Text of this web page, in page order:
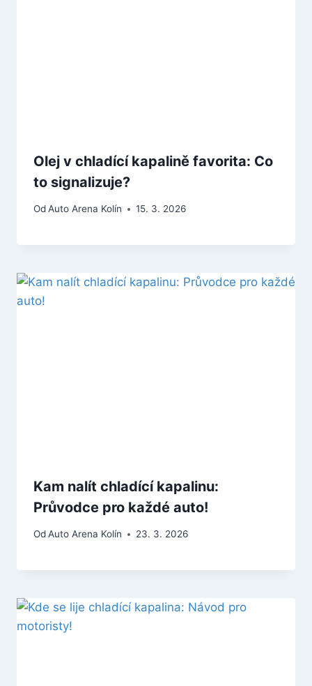
Olej v chladící kapalině favorita: Co
to signalizuje?
OdAuto Arena Kolín 15. 3. 2026
Kam nalít chladící kapalinu:
Průvodce pro každé auto!
OdAuto Arena Kolín 23. 3. 2026